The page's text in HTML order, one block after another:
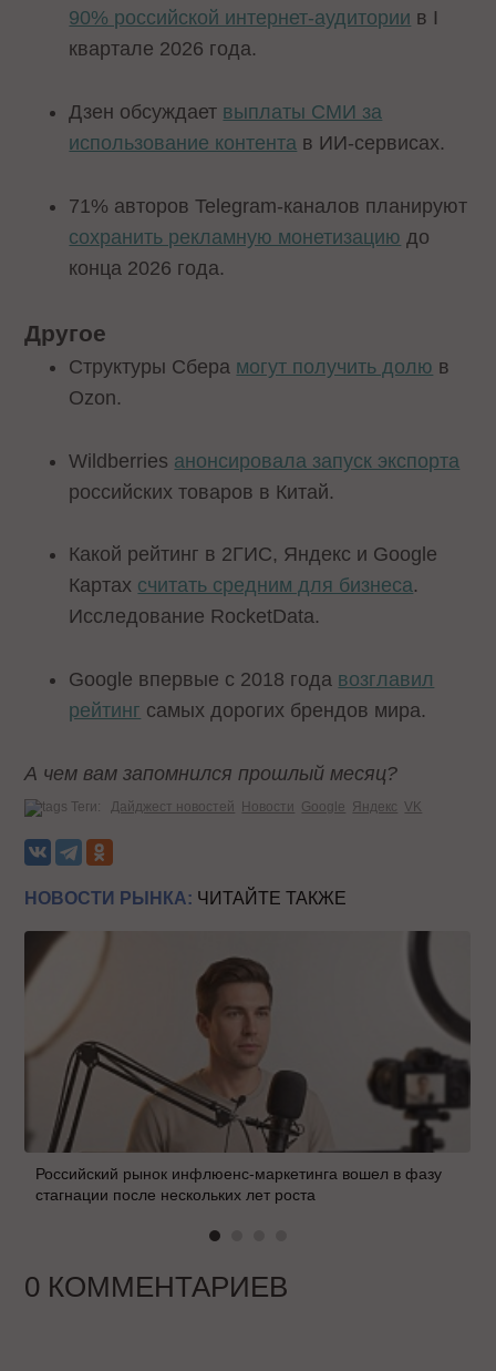
90% российской интернет-аудитории в I
квартале 2026 года.
Дзен обсуждает выплаты СМИ за
использование контента в ИИ-сервисах.
71% авторов Telegram-каналов планируют
сохранить рекламную монетизацию до
конца 2026 года.
Другое
Структуры Сбера могут получить долю в
Ozon.
Wildberries анонсировала запуск экспорта
российских товаров в Китай.
Какой рейтинг в 2ГИС, Яндекс и Google
Картах считать средним для бизнеса.
Исследование RocketData.
Google впервые с 2018 года возглавил
рейтинг самых дорогих брендов мира.
А чем вам запомнился прошлый месяц?
Теги: Дайджест новостей Новости Google Яндекс VK
НОВОСТИ РЫНКА: ЧИТАЙТЕ ТАКЖЕ
Российский рынок инфлюенс-маркетинга вошел в фазу
стагнации после нескольких лет роста
0 КОММЕНТАРИЕВ